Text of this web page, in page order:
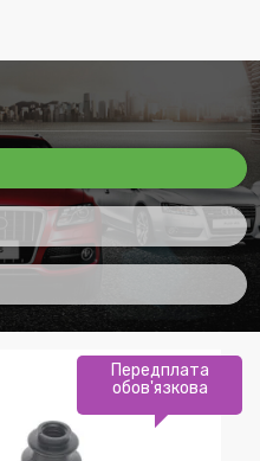
Передплата
обов'язкова